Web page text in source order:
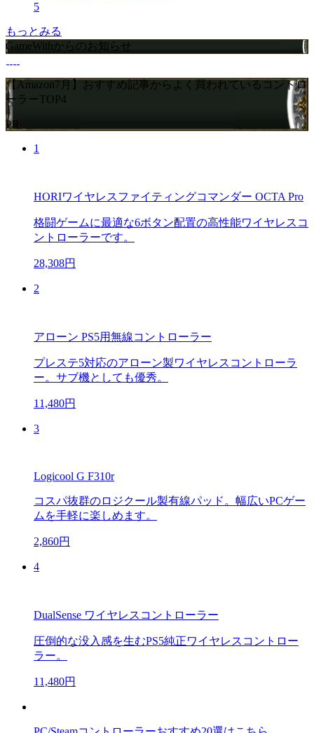
5
もっとみる
GameWithからのお知らせ
【Amazon7月】おすすめ記事からよく買われているコントロ
ーラーTOP4
PR
1
HORIワイヤレスファイティングコマンダー OCTA Pro
格闘ゲームに最適な6ボタン配置の高性能ワイヤレスコ
ントローラーです。
28,308円
2
アローン PS5用無線コントローラー
プレステ5対応のアローン製ワイヤレスコントローラ
ー。サブ機としても優秀。
11,480円
3
Logicool G F310r
コスパ抜群のロジクール製有線パッド。幅広いPCゲー
ムを手軽に楽しめます。
2,860円
4
DualSense ワイヤレスコントローラー
圧倒的な没入感を生むPS5純正ワイヤレスコントロー
ラー。
11,480円